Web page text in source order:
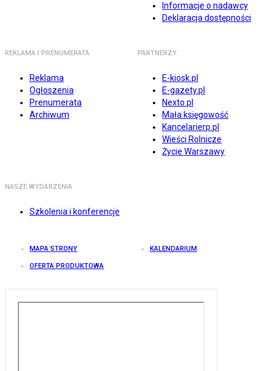
Informacje o nadawcy
Deklaracja dostępności
REKLAMA I PRENUMERATA
Reklama
Ogłoszenia
Prenumerata
Archiwum
PARTNERZY
E-kiosk.pl
E-gazety.pl
Nexto.pl
Mała księgowość
Kancelarierp.pl
Wieści Rolnicze
Życie Warszawy
NASZE WYDARZENIA
Szkolenia i konferencje
MAPA STRONY KALENDARIUM
OFERTA PRODUKTOWA